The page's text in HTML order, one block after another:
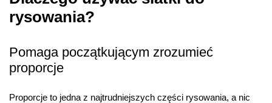
rysowania?
Pomaga początkującym zrozumieć
proporcje
Proporcje to jedna z najtrudniejszych części rysowania, a nic